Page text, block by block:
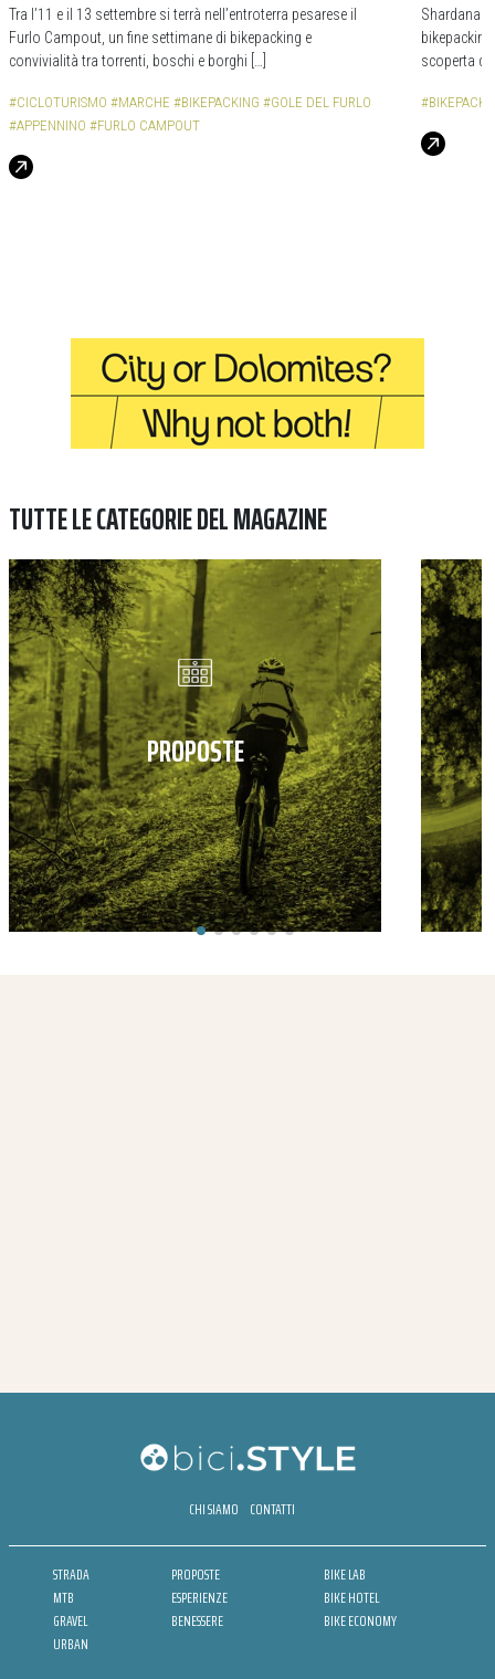
Tra l’11 e il 13 settembre si terrà nell’entroterra pesarese il
Furlo Campout, un fine settimane di bikepacking e
convivialità tra torrenti, boschi e borghi […]
#CICLOTURISMO #MARCHE #BIKEPACKING #GOLE DEL FURLO
#APPENNINO #FURLO CAMPOUT
Shardana
scoperta
TUTTE LE CATEGORIE DEL MAGAZINE
PROPOSTE
CHI SIAMO CONTATTI
STRADA
MTB
GRAVEL
URBAN
PROPOSTE
ESPERIENZE
BENESSERE
BIKE LAB
BIKE HOTEL
BIKE ECONOMY